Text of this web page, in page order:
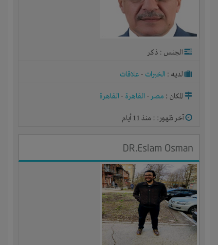
الجنس : ذكر
لديـه : الخبرات - علاقات
المكان : مصر- القاهرة - القاهرة
آخر ظهور: : منذ 11 أيام
DR.Eslam Osman